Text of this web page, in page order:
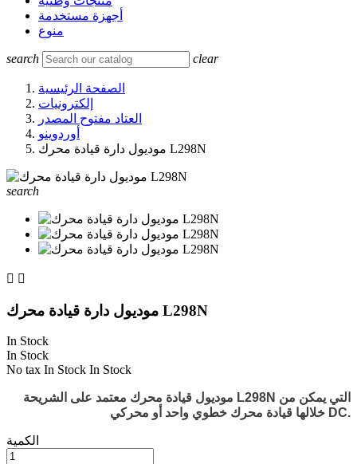
أجهزة مستخدمة
منوع
search clear
الصفحة الرئيسية
إلكترونيات
العتاد مفتوح المصدر
أوردوينو
موديول دارة قيادة محرك L298N
search
 
موديول دارة قيادة محرك L298N
In Stock
In Stock
No tax In Stock In Stock
موديول قيادة محرك معتمد على الشريحة L298N التي يمكن من
خلالها قيادة محرك خطوي واحد أو محركي DC.
الكمية